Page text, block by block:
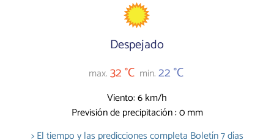
Despejado
max.32 °C min.22 °C
Viento: 6 km/h
Previsión de precipitación : 0 mm
> El tiempo y las predicciones completa Boletín 7 días